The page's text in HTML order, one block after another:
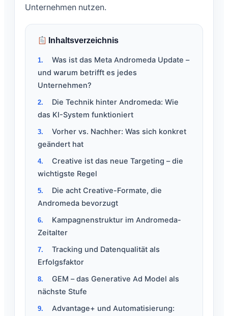
Unternehmen nutzen.
Inhaltsverzeichnis
Was ist das Meta Andromeda Update –
und warum betrifft es jedes
Unternehmen?
Die Technik hinter Andromeda: Wie
das KI-System funktioniert
Vorher vs. Nachher: Was sich konkret
geändert hat
Creative ist das neue Targeting – die
wichtigste Regel
Die acht Creative-Formate, die
Andromeda bevorzugt
Kampagnenstruktur im Andromeda-
Zeitalter
Tracking und Datenqualität als
Erfolgsfaktor
GEM – das Generative Ad Model als
nächste Stufe
Advantage+ und Automatisierung: